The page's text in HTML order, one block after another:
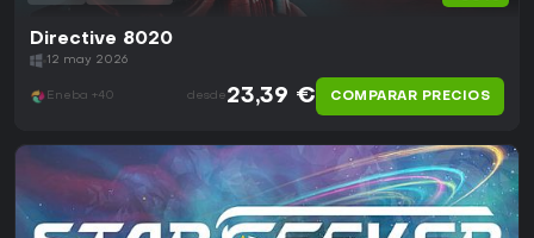
Directive 8020
12 may 2026
Eneba +40 desde 23,39 € COMPARAR PRECIOS